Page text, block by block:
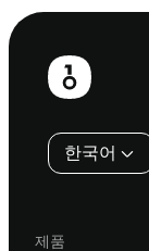
보
한국어
제품